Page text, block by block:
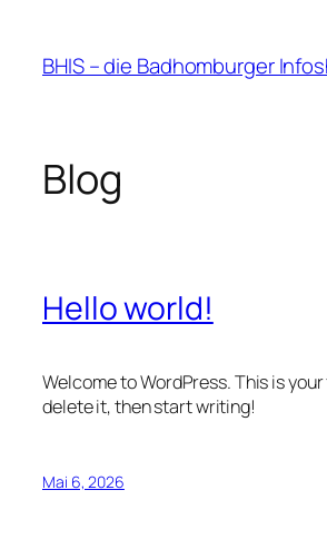
springen
BHIS – die Badhomburger
Blog
Hello world!
Welcome to WordPress. This is
delete it, then start writing!
Mai 6, 2026